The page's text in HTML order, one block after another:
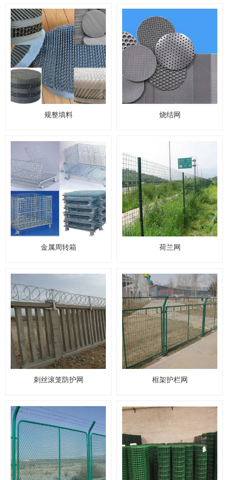
规整填料 烧结网
金属周转箱 荷兰网
刺丝滚笼防护网 框架护栏网